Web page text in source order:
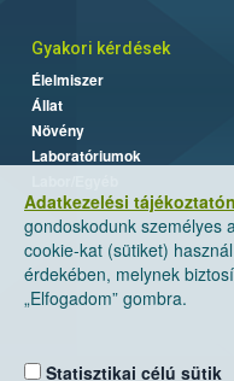
Adatkezelési
gondoskodunk személyes
cookie-kat (sütiket)
érdekében, melynek
„Elfogadom” gombra.
Statisztikai célú sütik
Gyakori kérdések
Élelmiszer
Állat
Növény
Laboratóriumok